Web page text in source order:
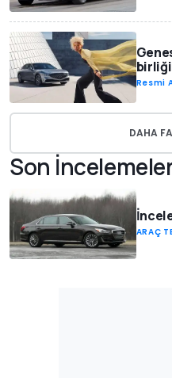
Resmi
DAHA
Son
ARAÇ